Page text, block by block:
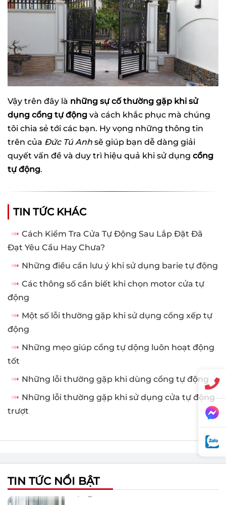
Vậy trên đây là những sự cố thường gặp khi sử
dụng cổng tự động và cách khắc phục mà chúng
tôi chia sẻ tới các bạn. Hy vọng những thông tin
trên của Đức Tú Anh sẽ giúp bạn dễ dàng giải
quyết vấn đề và duy trì hiệu quả khi sử dụng cổng
tự động.
TIN TỨC KHÁC
Cách Kiểm Tra Cửa Tự Động Sau Lắp Đặt Đã
Đạt Yêu Cầu Hay Chưa?
Những điều cần lưu ý khi sử dụng barie tự động
Các thông số cần biết khi chọn motor cửa tự
động
Một số lỗi thường gặp khi sử dụng cổng xếp tự
động
Những mẹo giúp cổng tự dộng luôn hoạt động
tốt
Những lỗi thường gặp khi dùng cổng tự động
Những lỗi thường gặp khi sử dụng cửa tự động
trượt
TIN TỨC NỔI BẬT
Tại sao nên sử dụng cửa kính tự
động?